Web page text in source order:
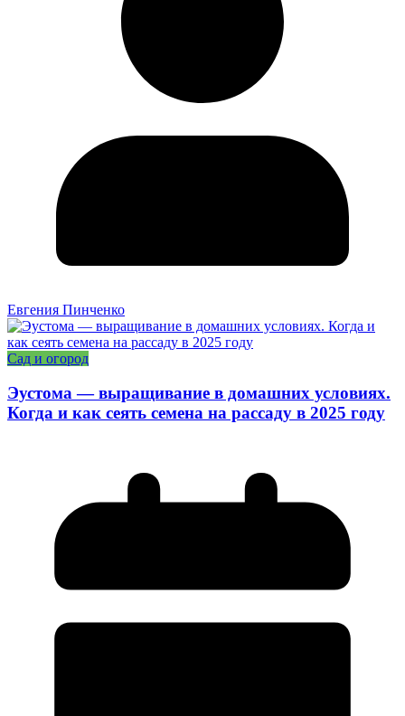
Евгения Пинченко
Сад и огород
Эустома — выращивание в домашних условиях.
Когда и как сеять семена на рассаду в 2025 году